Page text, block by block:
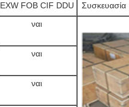
EXW FOB CIF DDU Συσκευασία
ναι
ναι
ναι